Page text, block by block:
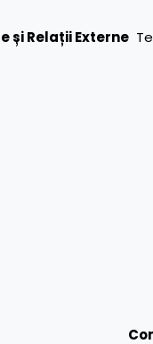
și Relații Externe